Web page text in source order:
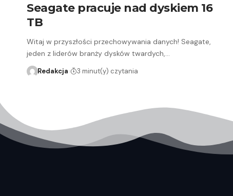
Seagate pracuje nad dyskiem 16
TB
Witaj w przyszłości przechowywania danych! Seagate,
jeden z liderów branży dysków twardych,…
Redakcja 3 minut(y) czytania